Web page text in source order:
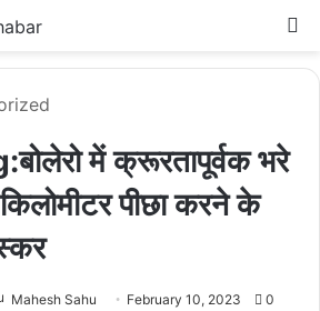
में क्रूरतापूर्वक भरे
पीछा करने के
Mahesh Sahu February 10, 2023 0